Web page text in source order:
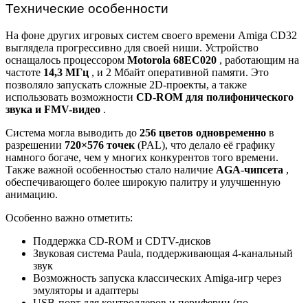
Технические особенности
На фоне других игровых систем своего времени Amiga CD32
выглядела прогрессивно для своей ниши. Устройство
оснащалось процессором Motorola 68EC020 , работающим на
частоте 14,3 МГц , и 2 Мбайт оперативной памяти. Это
позволяло запускать сложные 2D-проекты, а также
использовать возможности CD-ROM для полифонического
звука и FMV-видео .
Система могла выводить до 256 цветов одновременно в
разрешении 720×576 точек (PAL), что делало её графику
намного богаче, чем у многих конкурентов того времени.
Также важной особенностью стало наличие AGA-чипсета ,
обеспечивающего более широкую палитру и улучшенную
анимацию.
Особенно важно отметить:
Поддержка CD-ROM и CDTV-дисков
Звуковая система Paula, поддерживающая 4-канальный
звук
Возможность запуска классических Amiga-игр через
эмуляторы и адаптеры